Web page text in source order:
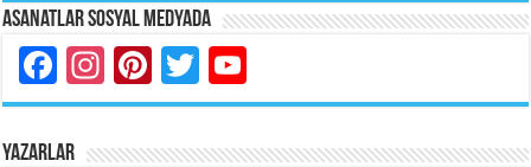
Asanatlar Sosyal Medyada
Facebook
Instagram
Pinterest
Twitter
YAZARLAR